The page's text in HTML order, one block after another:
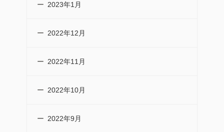
2023年1月
2022年12月
2022年11月
2022年10月
2022年9月